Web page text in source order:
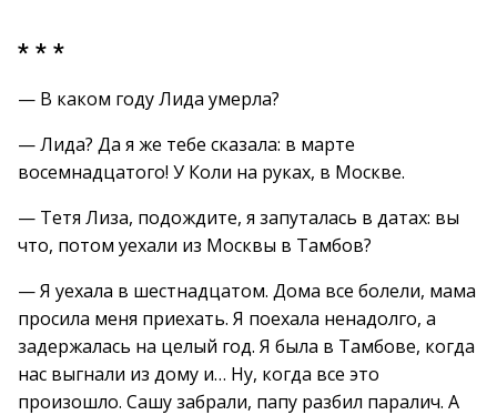
* * *
— В каком году Лида умерла?
— Лида? Да я же тебе сказала: в марте
восемнадцатого! У Коли на руках, в Москве.
— Тетя Лиза, подождите, я запуталась в датах: вы
что, потом уехали из Москвы в Тамбов?
— Я уехала в шестнадцатом. Дома все болели, мама
просила меня приехать. Я поехала ненадолго, а
задержалась на целый год. Я была в Тамбове, когда
нас выгнали из дому и… Ну, когда все это
произошло. Сашу забрали, папу разбил паралич. А